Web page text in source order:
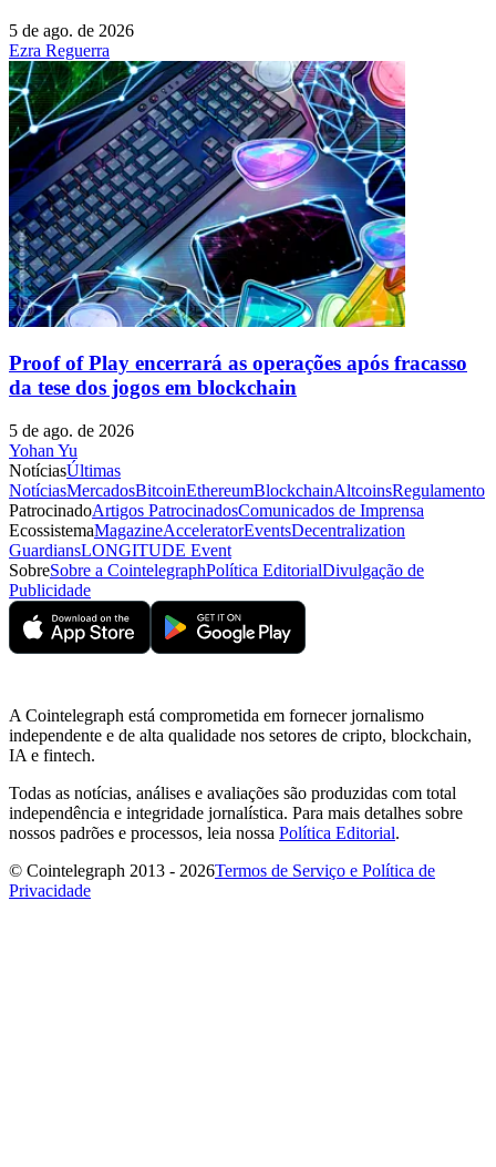
5 de ago. de 2026
Ezra Reguerra
Proof of Play encerrará as operações após fracasso
da tese dos jogos em blockchain
5 de ago. de 2026
Yohan Yu
NotíciasÚltimas
NotíciasMercadosBitcoinEthereumBlockchainAltcoinsRegulamento
PatrocinadoArtigos PatrocinadosComunicados de Imprensa
EcossistemaMagazineAcceleratorEventsDecentralization
GuardiansLONGITUDE Event
SobreSobre a CointelegraphPolítica EditorialDivulgação de
Publicidade
A Cointelegraph está comprometida em fornecer jornalismo
independente e de alta qualidade nos setores de cripto, blockchain,
IA e fintech.
Todas as notícias, análises e avaliações são produzidas com total
independência e integridade jornalística. Para mais detalhes sobre
nossos padrões e processos, leia nossa Política Editorial.
© Cointelegraph 2013 - 2026Termos de Serviço e Política de
Privacidade